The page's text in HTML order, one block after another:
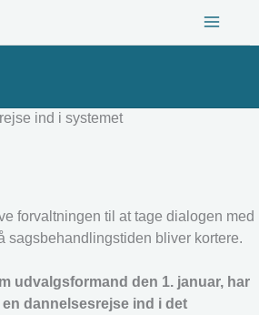
ind i systemet
forvaltningen til at tage dialogen med
sagsbehandlingstiden bliver kortere.
udvalgsformand den 1. januar, har
dannelsesrejse ind i det